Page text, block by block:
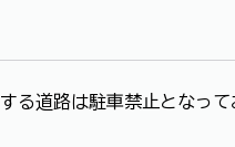
る道路は駐車禁止となっ